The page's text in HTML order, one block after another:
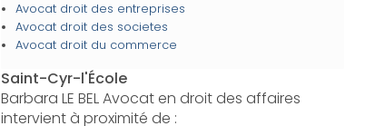
Avocat droit des entreprises
Avocat droit des societes
Avocat droit du commerce
Saint-Cyr-l'École
Barbara LE BEL Avocat en droit des affaires
intervient à proximité de :